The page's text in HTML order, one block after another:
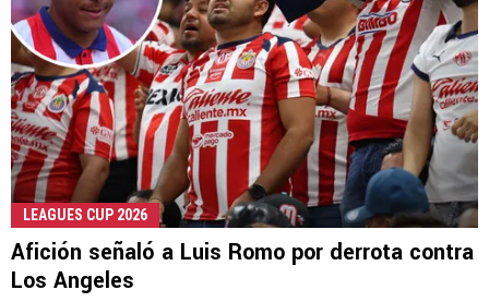
LEAGUES CUP 2026
Afición señaló a Luis Romo por derrota contra
Los Angeles